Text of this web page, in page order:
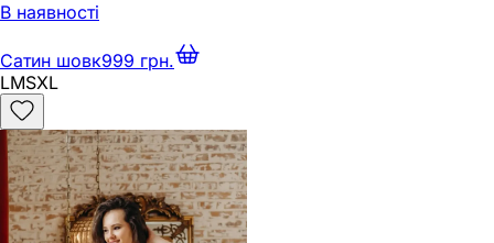
В наявності
Сатин шовк999 грн.
LMSXL